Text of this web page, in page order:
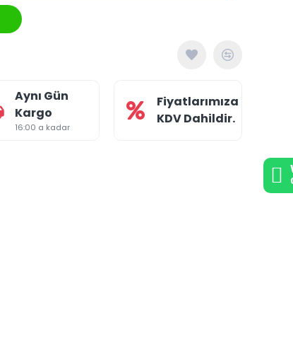
Aynı Gün
Kargo
16:00 a kadar
Fiyatlarımıza
KDV Dahildir.